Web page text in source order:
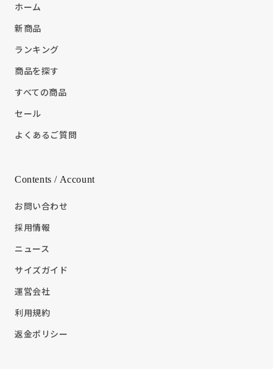
ホーム
新商品
ランキング
商品を探す
すべての商品
セール
よくあるご質問
Contents / Account
お問い合わせ
採用情報
ニュース
サイズガイド
運営会社
利用規約
返金ポリシー